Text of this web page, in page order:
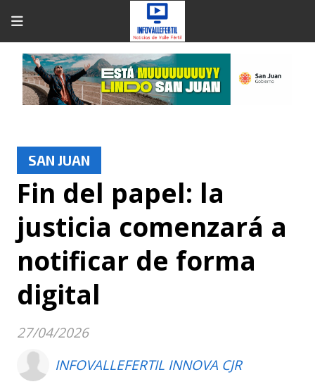
Fin del papel: la
justicia comenzará a
notificar de forma
digital
SAN JUAN
27/04/2026
INFOVALLEFERTIL INNOVA CJR